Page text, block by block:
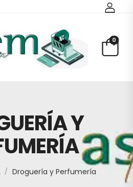
0
Y
/ Droguería y Perfumería